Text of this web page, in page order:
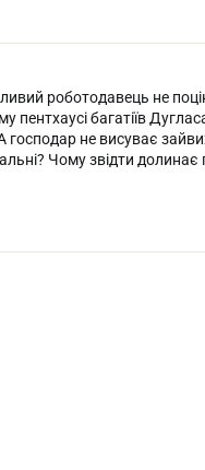
роботодавець не
багатіїв
господар не висуває
Чому звідти